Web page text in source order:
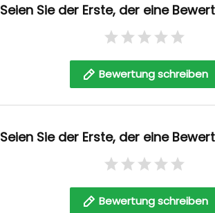
Seien Sie der Erste, der eine
Bewertung schreiben
Seien Sie der Erste, der eine
Bewertung schreiben